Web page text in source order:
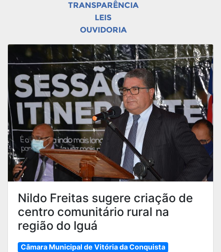
TRANSPARÊNCIA
LEIS
OUVIDORIA
Nildo Freitas sugere criação de
centro comunitário rural na
região do Iguá
Câmara Municipal de Vitória da Conquista